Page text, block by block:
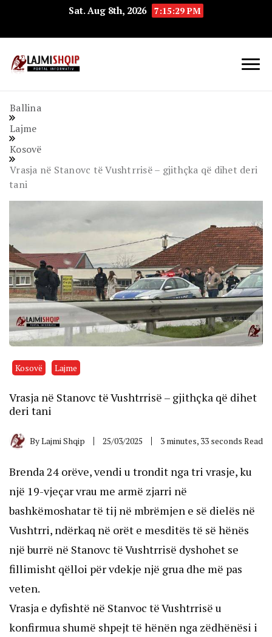
Sat. Aug 8th, 2026 7:15:30 PM
Ballina
Lajme
Kosovë
Vrasja në Stanovc të Vushtrrisë – gjithçka që dihet deri
tani
Kosovë Lajme
Vrasja në Stanovc të Vushtrrisë – gjithçka që dihet
deri tani
ByLajmi Shqip 25/03/2025 3 minutes, 33 seconds Read
Brenda 24 orëve, vendi u trondit nga tri vrasje, ku
një 19-vjeçar vrau me armë zjarri në
bashkëmoshatar të tij në mbrëmjen e së dielës në
Vushtrri, ndërkaq në orët e mesditës të së hënës
një burrë në Stanovc të Vushtrrisë dyshohet se
fillimisht qëlloi për vdekje një grua dhe më pas
veten.
Vrasja e dyfishtë në Stanvoc të Vushtrrisë u
konfirmua shumë shpejt të hënën nga zëdhënësi i